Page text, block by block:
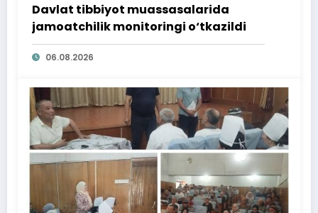
Davlat tibbiyot muassasalarida
jamoatchilik monitoringi o‘tkazildi
06.08.2026